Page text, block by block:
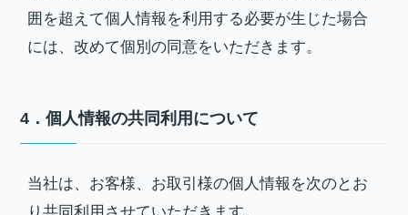
囲を超えて個人情報を利用する必要が生じた場合
には、改めて個別の同意をいただきます。
4．個人情報の共同利用について
当社は、お客様、お取引様の個人情報を次のとお